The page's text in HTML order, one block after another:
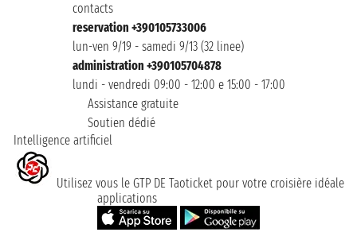
contacts
reservation +390105733006
lun-ven 9/19 - samedi 9/13 (32 linee)
administration +390105704878
lundi - vendredi 09:00 - 12:00 e 15:00 - 17:00
Assistance gratuite
Soutien dédié
Intelligence artificiel
Utilisez vous le GTP DE Taoticket pour votre croisière idéale
applications